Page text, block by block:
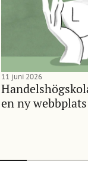
en ny webbplats
11 juni 2026